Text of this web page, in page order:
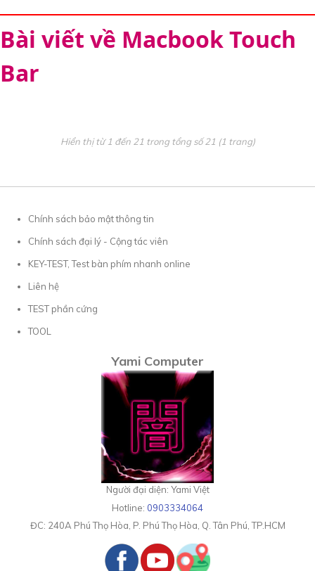
Bài viết về Macbook Touch
Bar
Hiển thị từ 1 đến 21 trong tổng số 21 (1 trang)
Chính sách bảo mật thông tin
Chính sách đại lý - Cộng tác viên
KEY-TEST, Test bàn phím nhanh online
Liên hệ
TEST phần cứng
TOOL
Yami Computer
Người đại diện: Yami Việt
Hotline: 0903334064
ĐC: 240A Phú Thọ Hòa, P. Phú Thọ Hòa, Q. Tân Phú, TP.HCM